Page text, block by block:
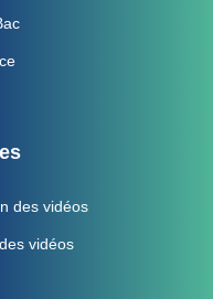
des vidéos
vidéos